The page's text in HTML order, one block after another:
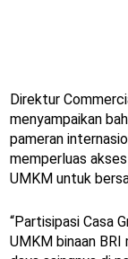
Direktur
menyampaikan
pameran
memperluas
UMKM untuk
“Partisipasi Casa
UMKM binaan BRI